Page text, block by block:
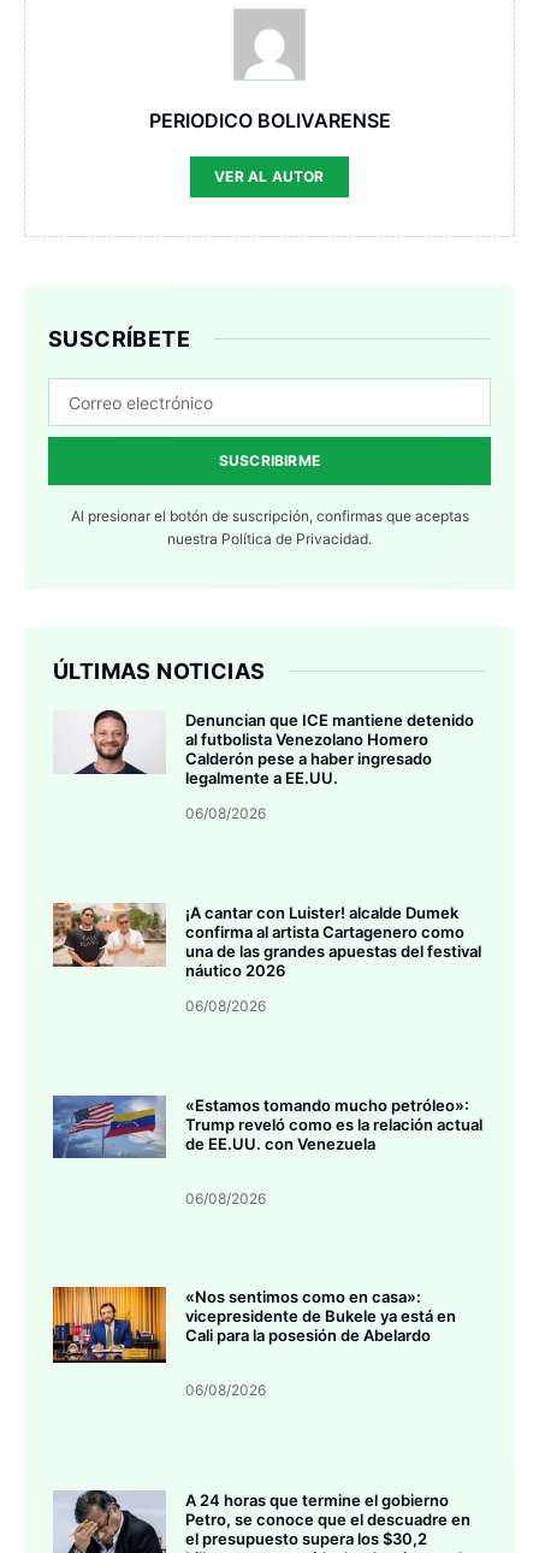
PERIODICO BOLIVARENSE
VER AL AUTOR
SUSCRÍBETE
SUSCRIBIRME
Al presionar el botón de suscripción, confirmas que aceptas
nuestra Política de Privacidad.
ÚLTIMAS NOTICIAS
Denuncian que ICE mantiene detenido
al futbolista Venezolano Homero
Calderón pese a haber ingresado
legalmente a EE.UU.
06/08/2026
¡A cantar con Luister! alcalde Dumek
confirma al artista Cartagenero como
una de las grandes apuestas del festival
náutico 2026
06/08/2026
«Estamos tomando mucho petróleo»:
Trump reveló como es la relación actual
de EE.UU. con Venezuela
06/08/2026
«Nos sentimos como en casa»:
vicepresidente de Bukele ya está en
Cali para la posesión de Abelardo
06/08/2026
A 24 horas que termine el gobierno
Petro, se conoce que el descuadre en
el presupuesto supera los $30,2